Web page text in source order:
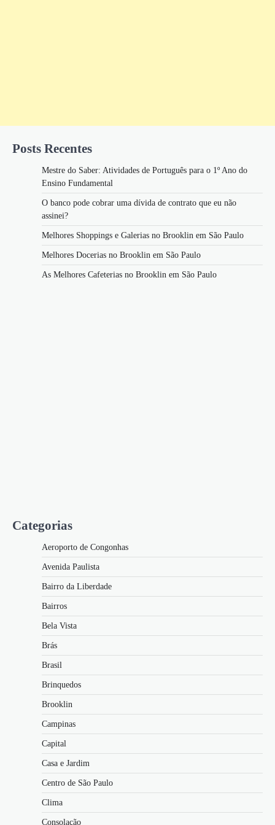
Posts Recentes
Mestre do Saber: Atividades de Português para o 1º Ano do
Ensino Fundamental
O banco pode cobrar uma dívida de contrato que eu não
assinei?
Melhores Shoppings e Galerias no Brooklin em São Paulo
Melhores Docerias no Brooklin em São Paulo
As Melhores Cafeterias no Brooklin em São Paulo
Categorias
Aeroporto de Congonhas
Avenida Paulista
Bairro da Liberdade
Bairros
Bela Vista
Brás
Brasil
Brinquedos
Brooklin
Campinas
Capital
Casa e Jardim
Centro de São Paulo
Clima
Consolação